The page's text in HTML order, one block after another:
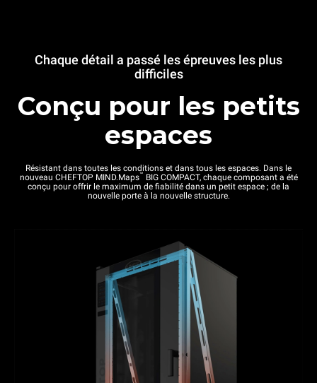
Chaque détail a passé les épreuves les plus
difficiles
Conçu pour les petits
espaces
Résistant dans toutes les conditions et dans tous les espaces. Dans le
nouveau CHEFTOP MIND.Maps™ BIG COMPACT, chaque composant a été
conçu pour offrir le maximum de fiabilité dans un petit espace ; de la
nouvelle porte à la nouvelle structure.